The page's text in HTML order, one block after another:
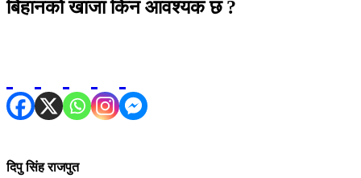
बिहानको खाजा किन आवश्यक छ ?
दिपु सिंह राजपुत